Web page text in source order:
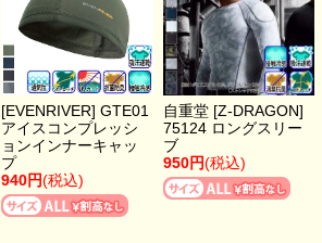
[EVENRIVER] GTE01
アイスコンプレッシ
ョンインナーキャッ
プ
940円(税込)
自重堂 [Z-DRAGON]
75124 ロングスリー
ブ
950円(税込)